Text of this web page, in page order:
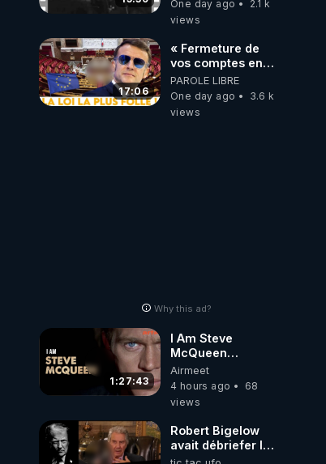
One day ago
2.1 k
views
17:06
« Fermeture de
vos comptes en
banque ! » :
Macron impose
une loi folle !
PAROLE LIBRE
One day ago
3.6 k
views
Why this ad?
1:27:43
I Am Steve
McQueen
⎮Documentaire
ARTE ⎮ Cinema
Airmeet
4 hours ago
68
views
Robert Bigelow
avait débriefer le
pédophile